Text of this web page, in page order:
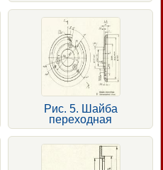
Рис. 5. Шайба
переходная